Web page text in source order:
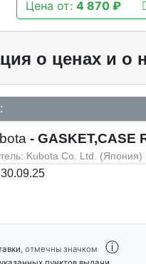
Цена от: 4 870 ₽
о ценах и о
- GASKET,CASE
Kubota Co. Ltd. (Япония)
, отмечны значком ⓘ